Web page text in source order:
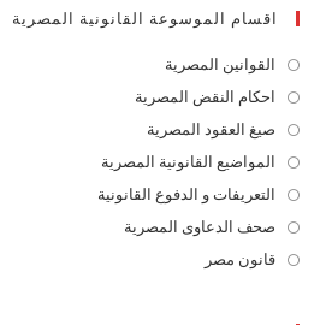
اقسام الموسوعة القانونية المصرية
القوانين المصرية
in
a
new
tab
احكام النقض المصرية
a
new
صيغ العقود المصرية
in
a
new
المواضيع القانونية المصرية
inالتعريفات و الدفوع القانونية
صحف الدعاوى المصرية
قانون مصر